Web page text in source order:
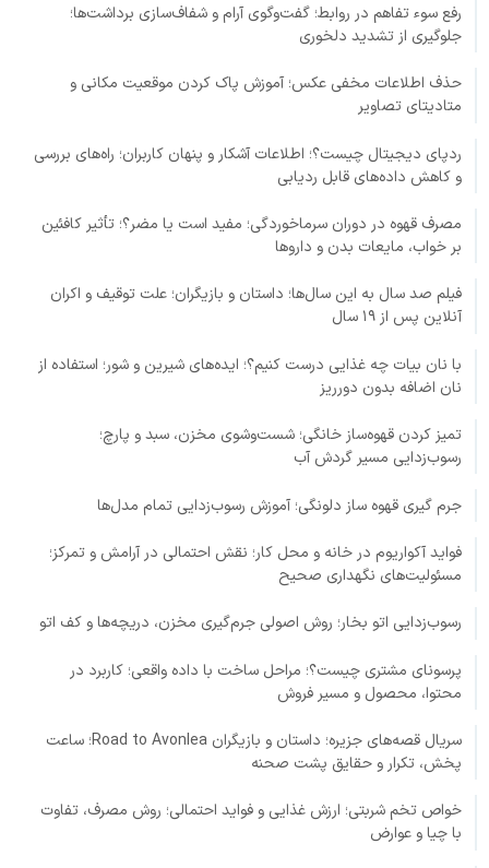
رفع سوء تفاهم در روابط؛ گفت‌وگوی آرام و شفاف‌سازی برداشت‌ها؛
جلوگیری از تشدید دلخوری
حذف اطلاعات مخفی عکس؛ آموزش پاک کردن موقعیت مکانی و
متادیتای تصاویر
ردپای دیجیتال چیست؟؛ اطلاعات آشکار و پنهان کاربران؛ راه‌های بررسی
و کاهش داده‌های قابل ردیابی
مصرف قهوه در دوران سرماخوردگی؛ مفید است یا مضر؟؛ تأثیر کافئین
بر خواب، مایعات بدن و داروها
فیلم صد سال به این سال‌ها؛ داستان و بازیگران؛ علت توقیف و اکران
آنلاین پس از ۱۹ سال
با نان بیات چه غذایی درست کنیم؟؛ ایده‌های شیرین و شور؛ استفاده از
نان اضافه بدون دورریز
تمیز کردن قهوه‌ساز خانگی؛ شست‌وشوی مخزن، سبد و پارچ؛
رسوب‌زدایی مسیر گردش آب
جرم گیری قهوه ساز دلونگی؛ آموزش رسوب‌زدایی تمام مدل‌ها
فواید آکواریوم در خانه و محل کار؛ نقش احتمالی در آرامش و تمرکز؛
مسئولیت‌های نگهداری صحیح
رسوب‌زدایی اتو بخار؛ روش اصولی جرم‌گیری مخزن، دریچه‌ها و کف اتو
پرسونای مشتری چیست؟؛ مراحل ساخت با داده واقعی؛ کاربرد در
محتوا، محصول و مسیر فروش
سریال قصه‌های جزیره؛ داستان و بازیگران Road to Avonlea؛ ساعت
پخش، تکرار و حقایق پشت صحنه
خواص تخم شربتی؛ ارزش غذایی و فواید احتمالی؛ روش مصرف، تفاوت
با چیا و عوارض